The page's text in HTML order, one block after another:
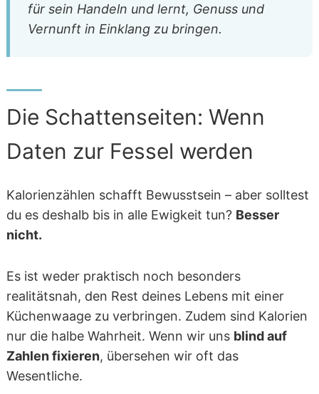
für sein Handeln und lernt, Genuss und
Vernunft in Einklang zu bringen.
Die Schattenseiten: Wenn
Daten zur Fessel werden
Kalorienzählen schafft Bewusstsein – aber solltest
du es deshalb bis in alle Ewigkeit tun? Besser
nicht.
Es ist weder praktisch noch besonders
realitätsnah, den Rest deines Lebens mit einer
Küchenwaage zu verbringen. Zudem sind Kalorien
nur die halbe Wahrheit. Wenn wir uns blind auf
Zahlen fixieren, übersehen wir oft das
Wesentliche.